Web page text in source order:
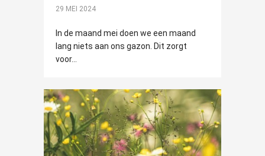
29 MEI 2024
In de maand mei doen we een maand
lang niets aan ons gazon. Dit zorgt
voor...